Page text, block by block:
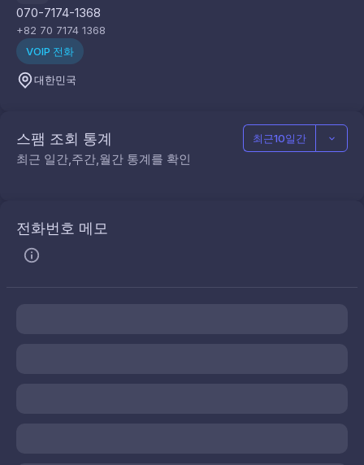
070-7174-1368
+82 70 7174 1368
VOIP 전화
대한민국
스팸 조회 통계
최근 일간,주간,월간 통계를 확인
최근10일간
전화번호 메모